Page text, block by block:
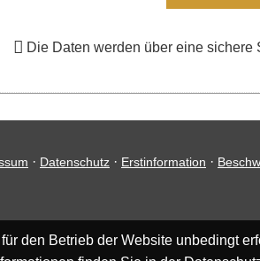
Die Daten werden über eine sichere
· Datenschutz · Erstinformation ·
den Betrieb der Website unbedingt